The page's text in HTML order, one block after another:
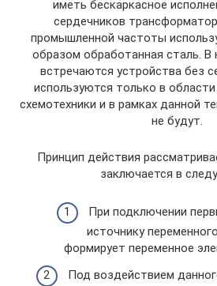
иметь бескаркасное
сердечников
промышленной частоты
образом обработанная сталь. В
встречаются устройства без
используются только в
схемотехники и в рамках данной
не будут.
Принцип действия
заключается в
При подключении
источнику
формирует переменное
Под воздействием